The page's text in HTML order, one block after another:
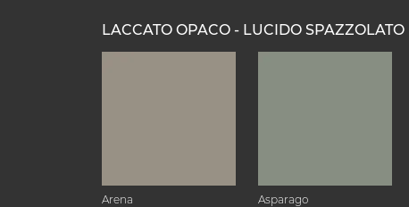
LACCATO OPACO - LUCIDO SPAZZOLATO
Arena Asparago